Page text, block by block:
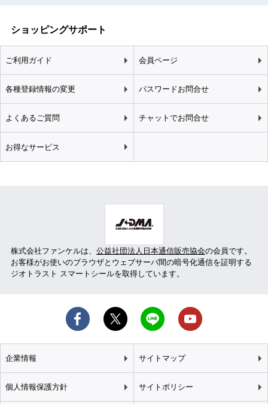
ショッピングサポート
ご利用ガイド 会員ページ
各種登録情報の変更 パスワードお問合せ
よくあるご質問 チャットでお問合せ
お得なサービス
株式会社ファンケルは、 公益社団法人日本通信販売協会の会員です。
お客様がお使いのブラウザとウェブサーバ間の暗号化通信を証明する
ジオトラスト スマートシールを取得しています。
企業情報 サイトマップ
個人情報保護方針 サイトポリシー